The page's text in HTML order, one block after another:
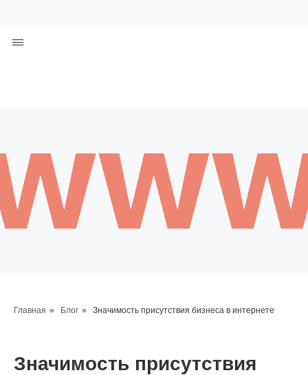
С 9 до 21 вам ответит Денис
+7 (999) 693-08-69
Главная » Блог » Значимость присутствия бизнеса в интернете
Значимость присутствия